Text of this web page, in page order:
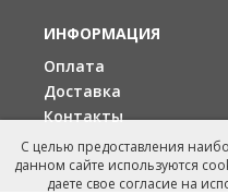
ИНФОРМАЦИЯ
Оплата
Доставка
Контакты
С целью предоставления
данном сайте используются
даете свое согласие на